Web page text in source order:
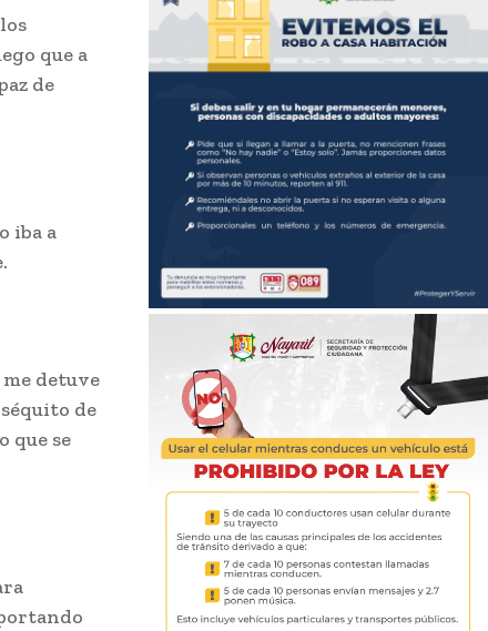
que a
de
iba a
detuve
de
que se